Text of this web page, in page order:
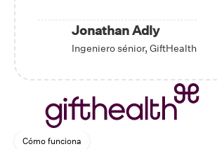
Jonathan Adly
Ingeniero sénior, GiftHealth
Cómo funciona